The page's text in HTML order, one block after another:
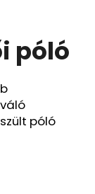
póló
póló